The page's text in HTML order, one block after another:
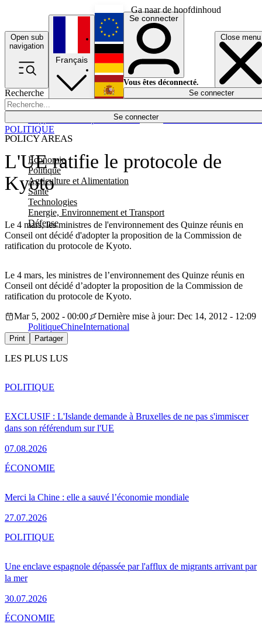
Ga naar de hoofdinhoud
Open sub
navigation
Close menu
Recherche
Se connecter
POLICY AREAS
Economie
Politique
Agriculture et Alimentation
Santé
Technologies
Energie, Environnement et Transport
Défense
Économie
Français
English
Deutsch
Español
Se connecter
Vous êtes déconnecté.
Se connecter
L'UE ratifie le protocole de
Kyoto
Le 4 mars, les ministres de l'environnement des Quinze réunis en
Conseil ont décidé d'adopter la proposition de la Commission de
ratification du protocole de Kyoto.
POLITIQUE
Le 4 mars, les ministres de l’environnement des Quinze réunis en
Conseil ont décidé d’adopter la proposition de la Commission de
ratification du protocole de Kyoto.
Mar 5, 2002 - 00:00
Dernière mise à jour: Dec 14, 2012 - 12:09
PolitiqueChineInternational
Print Partager
LES PLUS LUS
EXCLUSIF : L'Islande demande à Bruxelles de ne pas s'immiscer
dans son référendum sur l'UE
07.08.2026
POLITIQUE
Merci la Chine : elle a sauvé l’économie mondiale
27.07.2026
ÉCONOMIE
Une enclave espagnole dépassée par l'afflux de migrants arrivant par
la mer
30.07.2026
POLITIQUE
ÉCONOMIE